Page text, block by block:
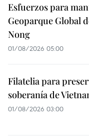
Esfuerzos para
Geoparque Global
Nong
01/08/2026 05:00
Filatelia para
soberanía de
01/08/2026 03:00